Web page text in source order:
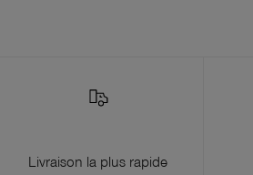
Livraison la plus rapide